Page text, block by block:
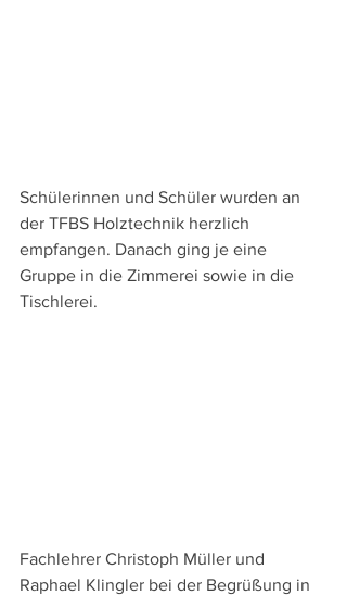
Schülerinnen und Schüler wurden an
der TFBS Holztechnik herzlich
empfangen. Danach ging je eine
Gruppe in die Zimmerei sowie in die
Tischlerei.
Fachlehrer Christoph Müller und
Raphael Klingler bei der Begrüßung in